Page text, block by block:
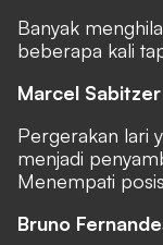
Banyak
beberapa kali
Marcel
Pergerakan lari
menjadi
Menempati
Bruno